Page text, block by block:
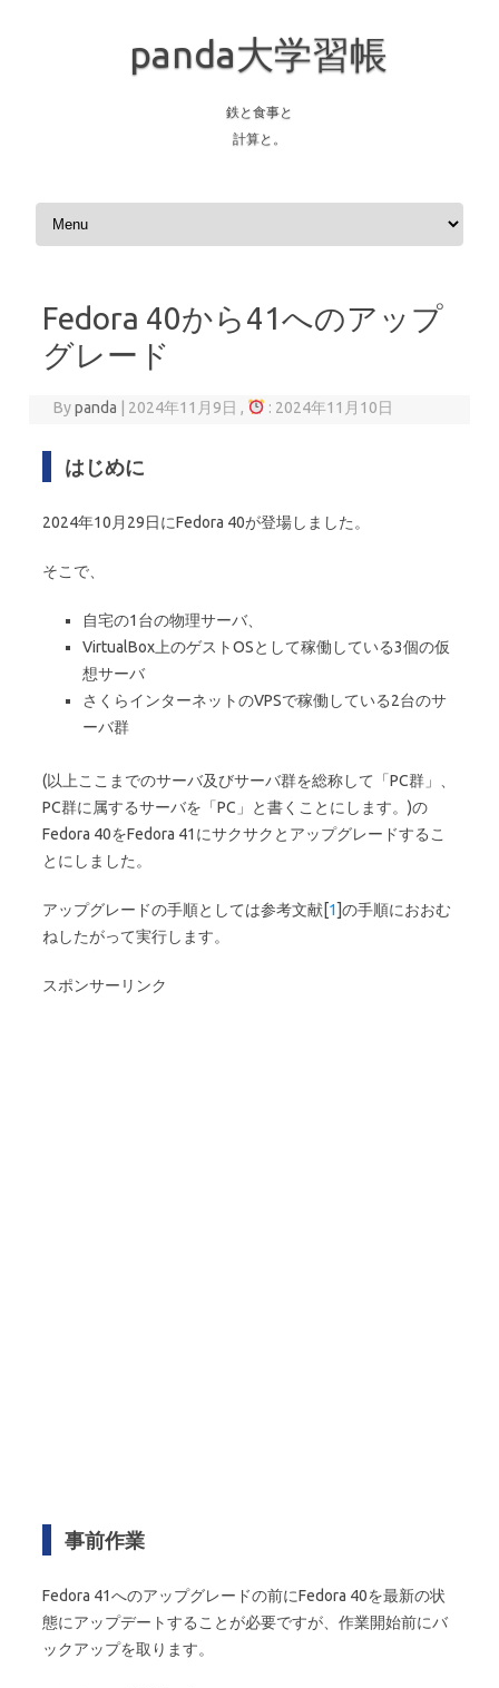
panda大学習帳
鉄と食事と
計算と。
Skip to content
Fedora 40から41へのアップ
グレード
Bypanda 2024年11月9日 , : 2024年11月10日
はじめに
2024年10月29日にFedora 40が登場しました。
そこで、
自宅の1台の物理サーバ、
VirtualBox上のゲストOSとして稼働している3個の仮
想サーバ
さくらインターネットのVPSで稼働している2台のサ
ーバ群
(以上ここまでのサーバ及びサーバ群を総称して「PC群」、
PC群に属するサーバを「PC」と書くことにします。)の
Fedora 40をFedora 41にサクサクとアップグレードするこ
とにしました。
アップグレードの手順としては参考文献[1]の手順におおむ
ねしたがって実行します。
スポンサーリンク
事前作業
Fedora 41へのアップグレードの前にFedora 40を最新の状
態にアップデートすることが必要ですが、作業開始前にバ
ックアップを取ります。